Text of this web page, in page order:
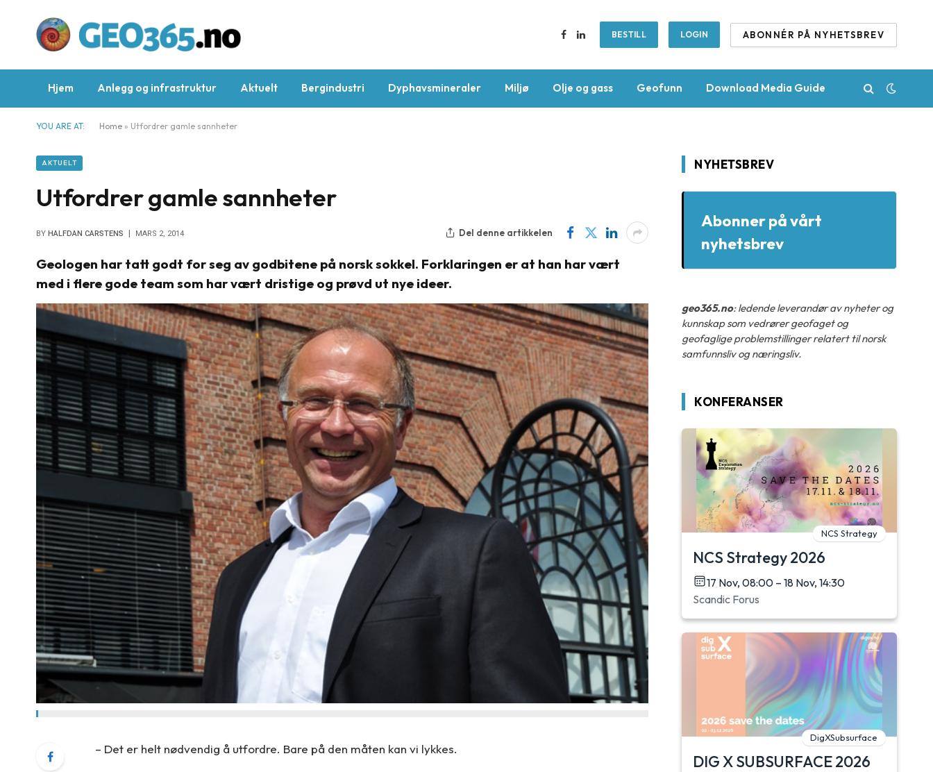
Facebook
LinkedInBESTILL LOGIN ABONNÉR PÅ NYHETSBREV
Hjem Anlegg og infrastruktur Aktuelt Bergindustri Dyphavsmineraler Miljø Olje og gass Geofunn Download Media Guide
YOU ARE AT: Home » Utfordrer gamle sannheter
AKTUELT
Utfordrer gamle sannheter
BY HALFDAN CARSTENS MARS 2, 2014 Del denne artikkelen
Geologen har tatt godt for seg av godbitene på norsk sokkel. Forklaringen er at han har vært
med i flere gode team som har vært dristige og prøvd ut nye ideer.
– Det er helt nødvendig å utfordre. Bare på den måten kan vi lykkes.
NYHETSBREV
Abonner på vårt
nyhetsbrev
geo365.no: ledende leverandør av nyheter og
kunnskap som vedrører geofaget og
geofaglige problemstillinger relatert til norsk
samfunnsliv og næringsliv.
KONFERANSER
NCS Strategy
NCS Strategy 2026
17 Nov, 08:00 – 18 Nov, 14:30
Scandic Forus
DigXSubsurface
DIG X SUBSURFACE 2026